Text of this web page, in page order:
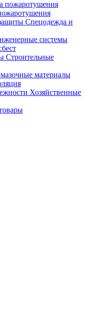
Спецодежда и
системы
Строительные
материалы
Хозяйственные